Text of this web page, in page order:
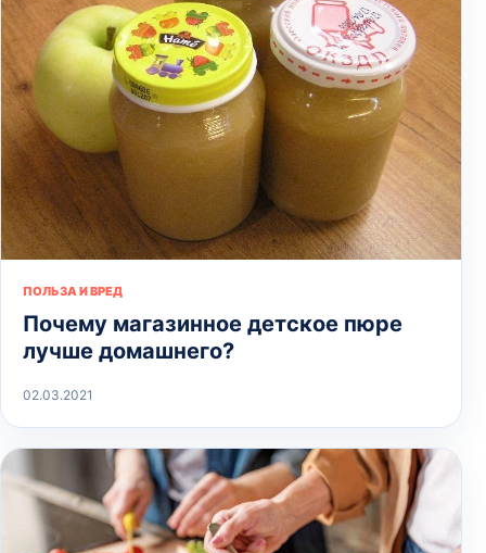
ПОЛЬЗА И ВРЕД
Почему магазинное детское пюре
лучше домашнего?
02.03.2021